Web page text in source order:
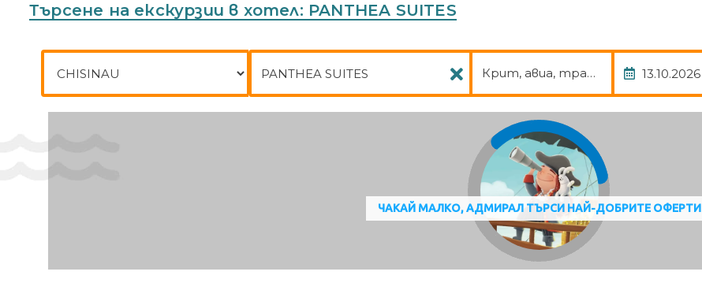
Търсене на екскурзии в хотел: PANTHEA SUITES
Крит, авиа, трансфер
ЧАКАЙ МАЛКО, АДМИРАЛ ТЪРСИ НАЙ-ДОБРИТЕ ОФЕРТИ